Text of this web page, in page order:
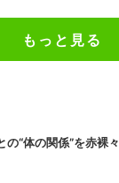
もっと見る
“体の関係”を赤裸々